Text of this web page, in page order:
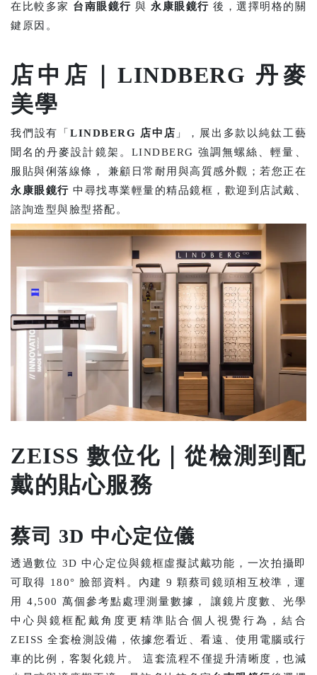
在比較多家 台南眼鏡行 與 永康眼鏡行 後，選擇明格的關
鍵原因。
店中店｜LINDBERG 丹麥
美學
我們設有「LINDBERG 店中店 」，展出多款以純鈦工藝
聞名的丹麥設計鏡架。LINDBERG 強調無螺絲、輕量、
服貼與俐落線條， 兼顧日常耐用與高質感外觀；若您正在
永康眼鏡行 中尋找專業輕量的精品鏡框，歡迎到店試戴、
諮詢造型與臉型搭配。
ZEISS 數位化｜從檢測到配
戴的貼心服務
蔡司 3D 中心定位儀
透過數位 3D 中心定位與鏡框虛擬試戴功能，一次拍攝即
可取得 180° 臉部資料。內建 9 顆蔡司鏡頭相互校準，運
用 4,500 萬個參考點處理測量數據， 讓鏡片度數、光學
中心與鏡框配戴角度更精準貼合個人視覺行為，結合
ZEISS 全套檢測設備，依據您看近、看遠、使用電腦或行
車的比例，客製化鏡片。 這套流程不僅提升清晰度，也減